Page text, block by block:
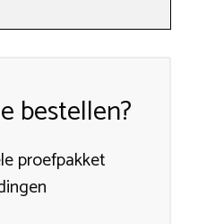
bestellen?
proefpakket